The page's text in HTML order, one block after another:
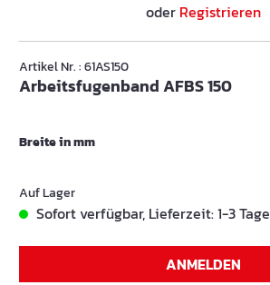
oder Registrieren
Artikel Nr. : 61AS150
Arbeitsfugenband AFBS 150
Breite in mm
Auf Lager
Sofort verfügbar, Lieferzeit: 1-3 Tage
ANMELDEN